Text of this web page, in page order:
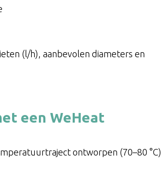
(l/h), aanbevolen diameters en
een WeHeat
ontworpen (70–80 °C)